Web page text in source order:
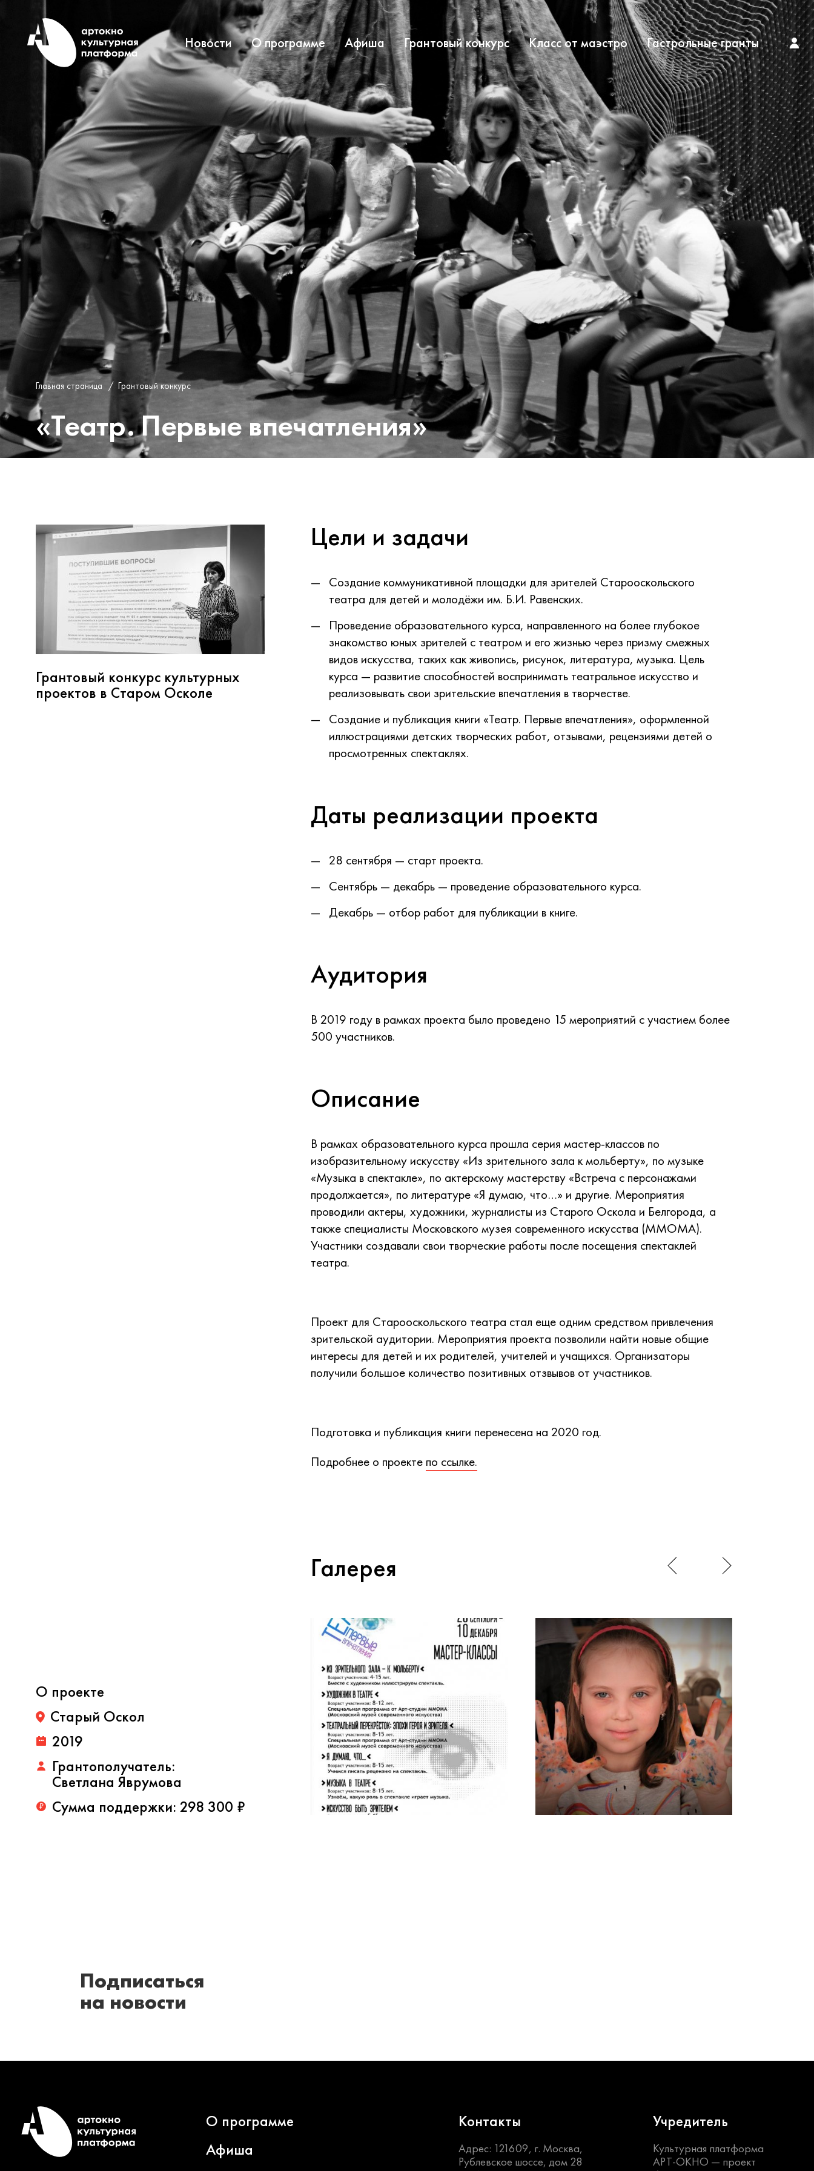
Новости О программе Афиша Грантовый конкурс Класс от маэстро Гастрольные гранты
Главная страница / Грантовый конкурс
«Театр. Первые впечатления»
Грантовый конкурс культурных
проектов в Старом Осколе
О проекте
Старый Оскол
2019
Грантополучатель:
Светлана Яврумова
₽ Сумма поддержки: 298 300 ₽
Цели и задачи
Создание коммуникативной площадки для зрителей Старооскольского
театра для детей и молодёжи им. Б.И. Равенских.
Проведение образовательного курса, направленного на более глубокое
знакомство юных зрителей с театром и его жизнью через призму смежных
видов искусства, таких как живопись, рисунок, литература, музыка. Цель
курса — развитие способностей воспринимать театральное искусство и
реализовывать свои зрительские впечатления в творчестве.
Создание и публикация книги «Театр. Первые впечатления», оформленной
иллюстрациями детских творческих работ, отзывами, рецензиями детей о
просмотренных спектаклях.
Даты реализации проекта
28 сентября — старт проекта.
Сентябрь — декабрь — проведение образовательного курса.
Декабрь — отбор работ для публикации в книге.
Аудитория
В 2019 году в рамках проекта было проведено 15 мероприятий с участием более
500 участников.
Описание
В рамках образовательного курса прошла серия мастер-классов по
изобразительному искусству «Из зрительного зала к мольберту», по музыке
«Музыка в спектакле», по актерскому мастерству «Встреча с персонажами
продолжается», по литературе «Я думаю, что…» и другие. Мероприятия
проводили актеры, художники, журналисты из Старого Оскола и Белгорода, а
также специалисты Московского музея современного искусства (ММОМА).
Участники создавали свои творческие работы после посещения спектаклей
театра.
Проект для Старооскольского театра стал еще одним средством привлечения
зрительской аудитории. Мероприятия проекта позволили найти новые общие
интересы для детей и их родителей, учителей и учащихся. Организаторы
получили большое количество позитивных отзвывов от участников.
Подготовка и публикация книги перенесена на 2020 год.
Подробнее о проекте по ссылке.
Галерея
Подписаться
на новости
О программе
Афиша
Контакты
Адрес: 121609, г. Москва,
Рублевское шоссе, дом 28
Учредитель
Культурная платформа
АРТ-ОКНО — проект